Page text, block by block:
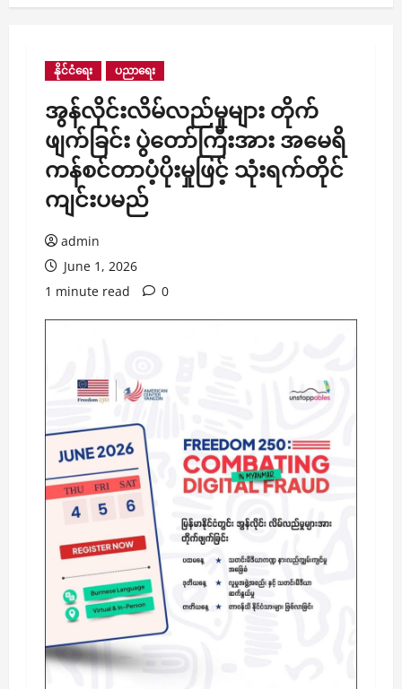
နိုင်ငံရေး ပညာရေး
အွန်လိုင်းလိမ်လည်မှုများ တိုက်
ဖျက်ခြင်း ပွဲတော်ကြီးအား အမေရိ
ကန်စင်တာပံ့ပိုးမှုဖြင့် သုံးရက်တိုင်
ကျင်းပမည်
admin
June 1, 2026
1 minute read
0